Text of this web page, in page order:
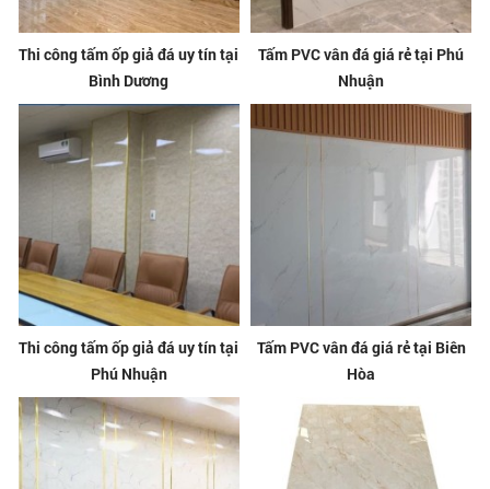
Thi công tấm ốp giả đá uy tín tại
Bình Dương
Tấm PVC vân đá giá rẻ tại Phú
Nhuận
Thi công tấm ốp giả đá uy tín tại
Phú Nhuận
Tấm PVC vân đá giá rẻ tại Biên
Hòa